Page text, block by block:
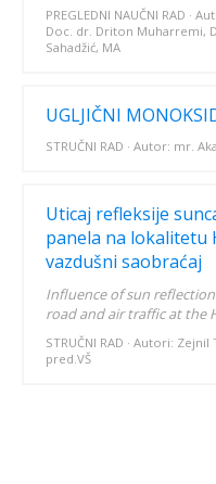
PREGLEDNI NAUČNI RAD ·
Doc. dr. Driton Muharremi,
Sahadžić, MA
UGLJIČNI
STRUČNI RAD · Autor: mr.
Uticaj refleksije
panela na lokalitetu
vazdušni saobraćaj
Influence of sun
road and air traffic at the
STRUČNI RAD · Autori:
pred.VŠ